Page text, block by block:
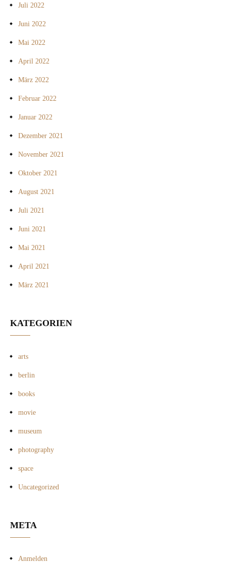
Juli 2022
Juni 2022
Mai 2022
April 2022
März 2022
Februar 2022
Januar 2022
Dezember 2021
November 2021
Oktober 2021
August 2021
Juli 2021
Juni 2021
Mai 2021
April 2021
März 2021
KATEGORIEN
arts
berlin
books
movie
museum
photography
space
Uncategorized
META
Anmelden